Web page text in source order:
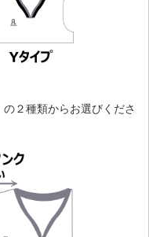
の２種類からお選びくださ